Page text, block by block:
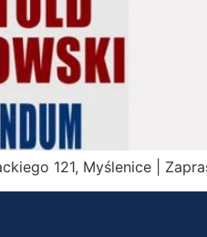
121, Myślenice |